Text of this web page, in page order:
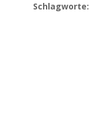
Schlagworte: